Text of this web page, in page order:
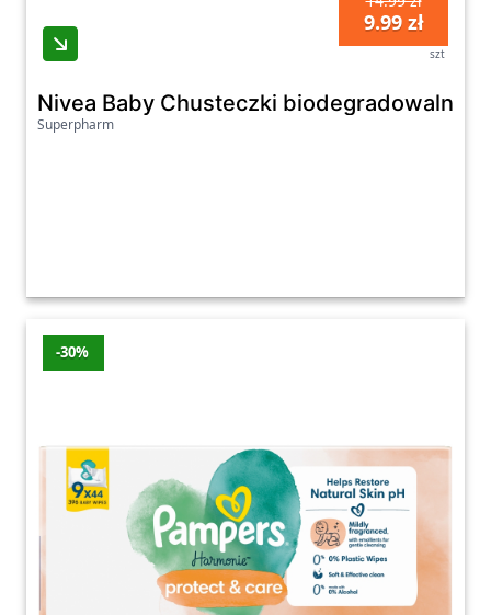
9.99 zł
szt
Nivea Baby Chusteczki biodegradowalne
Superpharm
-30%